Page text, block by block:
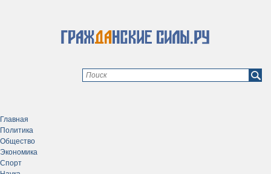
Главная
Политика
Общество
Экономика
Спорт